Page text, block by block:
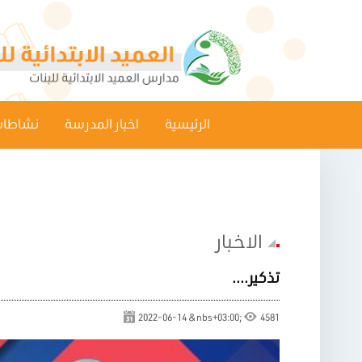
الرئيسية اخبار المدرسة
الاخبار
تذكير....
2022-06-14 &nbs+03:00; 4581